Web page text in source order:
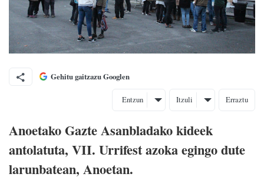
Gehitu gaitzazu Googlen
Entzun Itzuli Erraztu
Anoetako Gazte Asanbladako kideek
antolatuta, VII. Urrifest azoka egingo dute
larunbatean, Anoetan.